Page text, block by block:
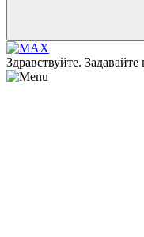
Здравствуйте. Задавайте